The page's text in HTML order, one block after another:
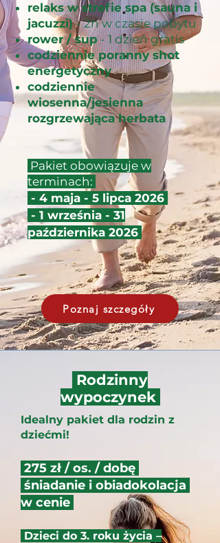
Poznaj szczegóły
relaks w strefie spa (sauna i
jacuzzi)- 2h w czasie pobytu
rower / sup- 1 dzień gratis
codziennie poranny shot
energetyczny
codziennie
wiosenna/jesienna
rozgrzewająca herbata
Pakiet obowiązuje w
terminach:
- 4 maja - 5 lipca 2026
- 1 września - 31
października 2026
Rodzinny
wypoczynek
Idealny pakiet dla rodzin z
dziećmi!
275 zł / os. / dobę
śniadanie i obiadokolacja
w cenie
Dzieci do 3. roku życia –